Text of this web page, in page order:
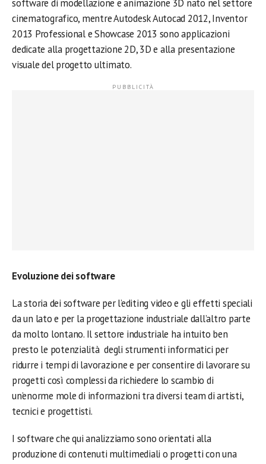
software di modellazione e animazione 3D nato nel settore
cinematografico, mentre Autodesk Autocad 2012, Inventor
2013 Professional e Showcase 2013 sono applicazioni
dedicate alla progettazione 2D, 3D e alla presentazione
visuale del progetto ultimato.
Evoluzione dei software
La storia dei software per l’editing video e gli effetti speciali
da un lato e per la progettazione industriale dall’altro parte
da molto lontano. Il settore industriale ha intuito ben
presto le potenzialità degli strumenti informatici per
ridurre i tempi di lavorazione e per consentire di lavorare su
progetti così complessi da richiedere lo scambio di
un’enorme mole di informazioni tra diversi team di artisti,
tecnici e progettisti.
I software che qui analizziamo sono orientati alla
produzione di contenuti multimediali o progetti con una